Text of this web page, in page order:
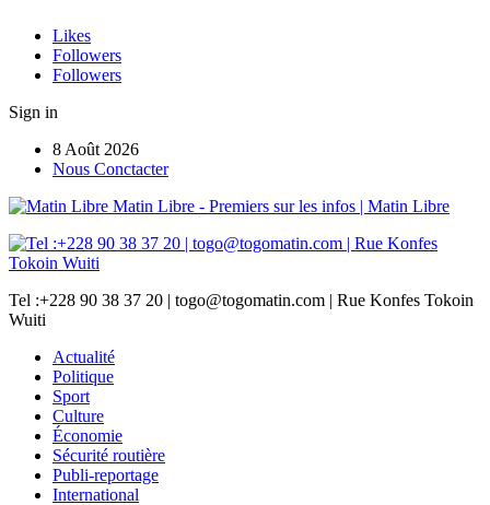
Likes
Followers
Followers
Sign in
8 Août 2026
Nous Conctacter
Matin Libre - Premiers sur les infos | Matin Libre
Tel :+228 90 38 37 20 | togo@togomatin.com | Rue Konfes Tokoin
Wuiti
Actualité
Politique
Sport
Culture
Économie
Sécurité routière
Publi-reportage
International